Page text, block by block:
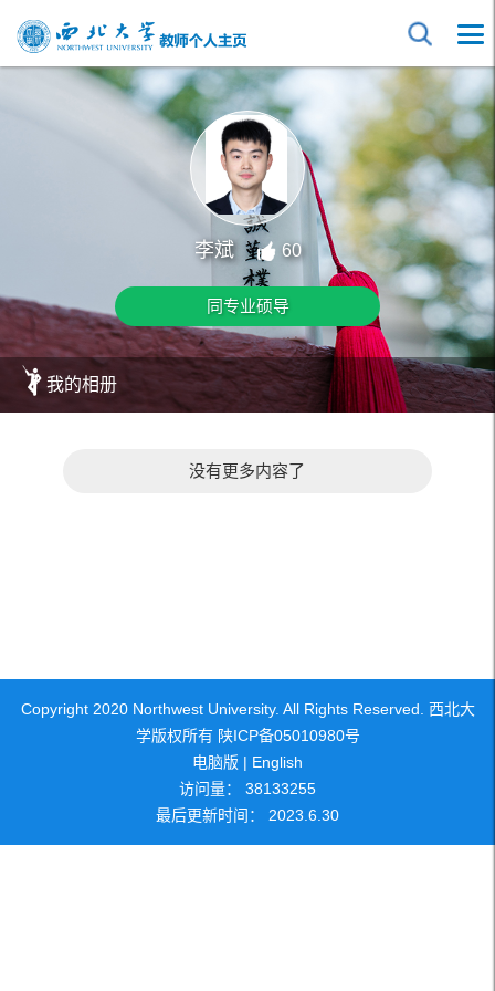
李斌 60
同专业硕导
我的相册
没有更多内容了
Copyright 2020 Northwest University. All Rights Reserved. 西北大
学版权所有 陕ICP备05010980号
电脑版 | English
访问量： 38133255
最后更新时间： 2023 6 30